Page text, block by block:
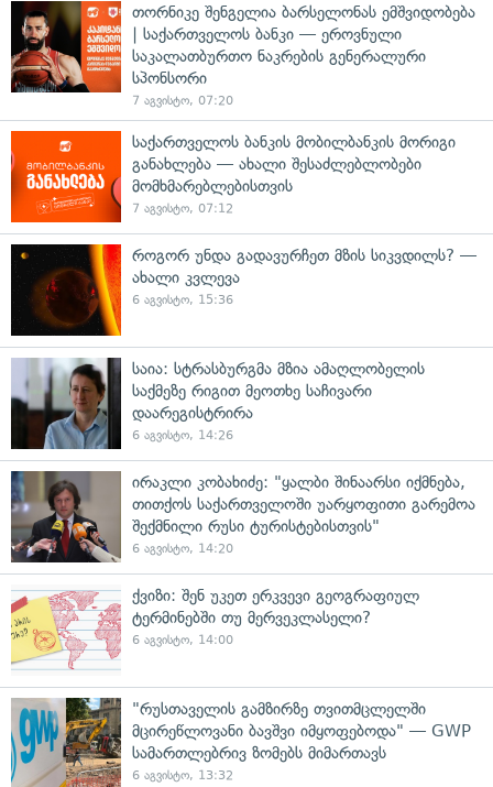
თორნიკე შენგელია ბარსელონას ემშვიდობება
| საქართველოს ბანკი — ეროვნული
საკალათბურთო ნაკრების გენერალური
სპონსორი
7 აგვისტო, 07:20
საქართველოს ბანკის მობილბანკის მორიგი
განახლება — ახალი შესაძლებლობები
მომხმარებლებისთვის
7 აგვისტო, 07:12
როგორ უნდა გადავურჩეთ მზის სიკვდილს? —
ახალი კვლევა
6 აგვისტო, 15:36
საია: სტრასბურგმა მზია ამაღლობელის
საქმეზე რიგით მეოთხე საჩივარი
დაარეგისტრირა
6 აგვისტო, 14:26
ირაკლი კობახიძე: "ყალბი შინაარსი იქმნება,
თითქოს საქართველოში უარყოფითი გარემოა
შექმნილი რუსი ტურისტებისთვის"
6 აგვისტო, 14:20
ქვიზი: შენ უკეთ ერკვევი გეოგრაფიულ
ტერმინებში თუ მერვეკლასელი?
6 აგვისტო, 14:00
"რუსთაველის გამზირზე თვითმცლელში
მცირეწლოვანი ბავშვი იმყოფებოდა" — GWP
სამართლებრივ ზომებს მიმართავს
6 აგვისტო, 13:32